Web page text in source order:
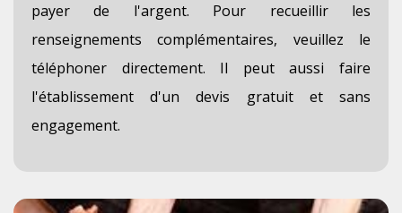
payer de l'argent. Pour recueillir les
renseignements complémentaires, veuillez le
téléphoner directement. Il peut aussi faire
l'établissement d'un devis gratuit et sans
engagement.